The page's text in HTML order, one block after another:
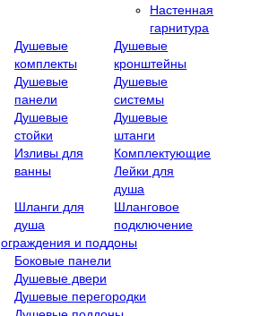
Настенная
гарнитура
Душевые
комплекты
Душевые
кронштейны
Душевые
панели
Душевые
системы
Душевые
стойки
Душевые
штанги
Изливы для
ванны
Комплектующие
Лейки для
душа
Шланги для
душа
Шланговое
подключение
ограждения и поддоны
Боковые панели
Душевые двери
Душевые перегородки